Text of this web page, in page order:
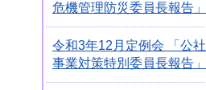
危機管理防災委員長報告」
令和3年12月定例会 「公社
事業対策特別委員長報告」